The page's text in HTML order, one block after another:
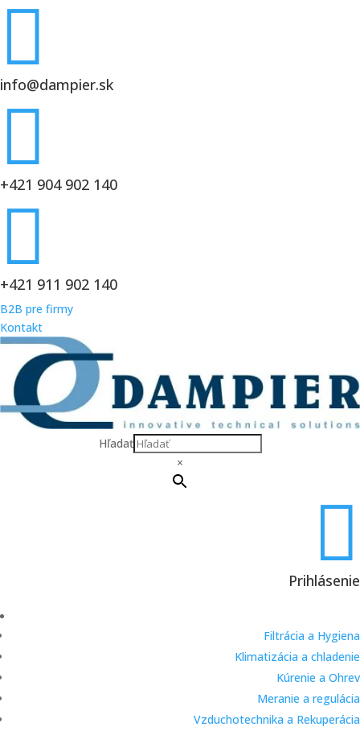

info@dampier.sk

+421 904 902 140

+421 911 902 140
B2B pre firmy
Kontakt
Hľadať
×

Prihlásenie
Filtrácia a Hygiena
Klimatizácia a chladenie
Kúrenie a Ohrev
Meranie a regulácia
Vzduchotechnika a Rekuperácia